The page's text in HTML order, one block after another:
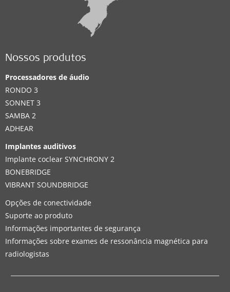
Nossos produtos
Processadores de áudio
RONDO 3
SONNET 3
SAMBA 2
ADHEAR
Implantes auditivos
Implante coclear SYNCHRONY 2
BONEBRIDGE
VIBRANT SOUNDBRIDGE
Opções de conectividade
Suporte ao produto
Informações importantes de segurança
Informações sobre exames de ressonância magnética para
radiologistas